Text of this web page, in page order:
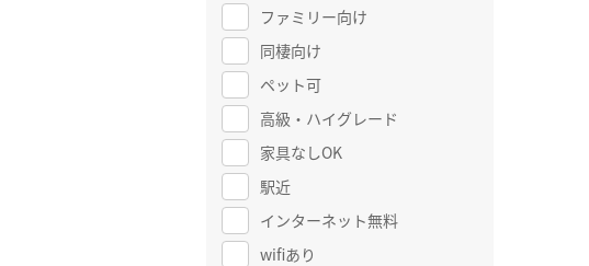
ファミリー向け
同棲向け
ペット可
高級・ハイグレード
家具なしOK
駅近
インターネット無料
wifiあり